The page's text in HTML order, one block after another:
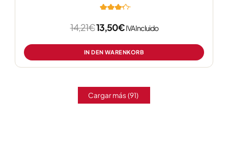
von 5
14,21€13,50€IVA Incluido
IN DEN WARENKORB
Cargar más(91)